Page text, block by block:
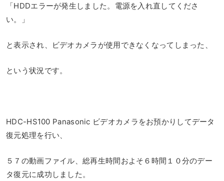
「HDDエラーが発生しました。電源を入れ直してくださ
い。」
と表示され、ビデオカメラが使用できなくなってしまった、
という状況です。
HDC-HS100 Panasonic ビデオカメラをお預かりしてデータ
復元処理を行い、
５７の動画ファイル、総再生時間およそ６時間１０分のデー
タ復元に成功しました。